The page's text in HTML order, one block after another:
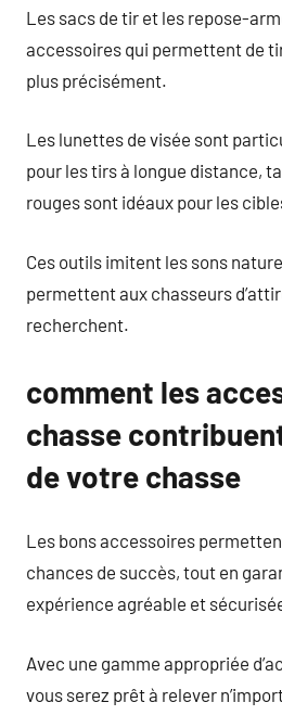
Les sacs de tir et les repose-
accessoires qui permettent de
plus précisément.
Les lunettes de visée sont
pour les tirs à longue distance,
rouges sont idéaux pour les
Ces outils imitent les sons
permettent aux chasseurs
recherchent.
comment les
chasse
de votre chasse
Les bons accessoires
chances de succès, tout en
expérience agréable et
Avec une gamme appropriée
vous serez prêt à relever